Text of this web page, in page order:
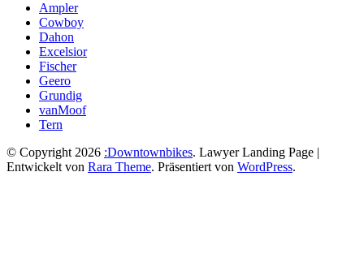
Ampler
Cowboy
Dahon
Excelsior
Fischer
Geero
Grundig
vanMoof
Tern
© Copyright 2026 :Downtownbikes. Lawyer Landing Page |
Entwickelt von Rara Theme. Präsentiert von WordPress.